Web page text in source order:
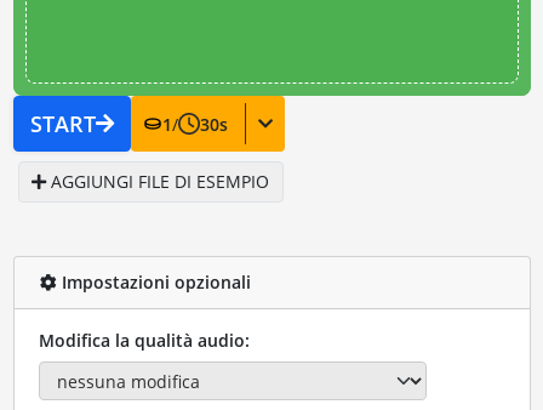
START 1/ 30s
AGGIUNGI FILE DI ESEMPIO
Impostazioni opzionali
Modifica la qualità audio: